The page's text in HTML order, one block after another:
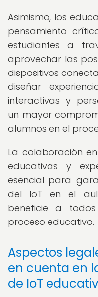
Asimismo, los
pensamiento
estudiantes a
aprovechar las
dispositivos
diseñar
interactivas y
un mayor
alumnos en el
La colaboración
educativas y
esencial para
del IoT en el
beneficie a
proceso educativo.
Aspectos
en cuenta en
de IoT